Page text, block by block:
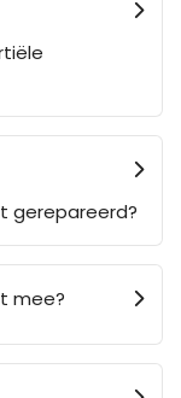
gerepareerd?
mee?